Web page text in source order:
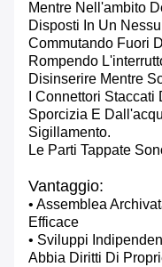
Mentre Nell'ambito
Disposti In Un
Commutando Fuori
Rompendo
Disinserire Mentre
I Connettori
Sporcizia E
Sigillamento.
Le Parti Tappate
Vantaggio:
• Assemblea
Efficace
• Sviluppi
Abbia Diritti Di